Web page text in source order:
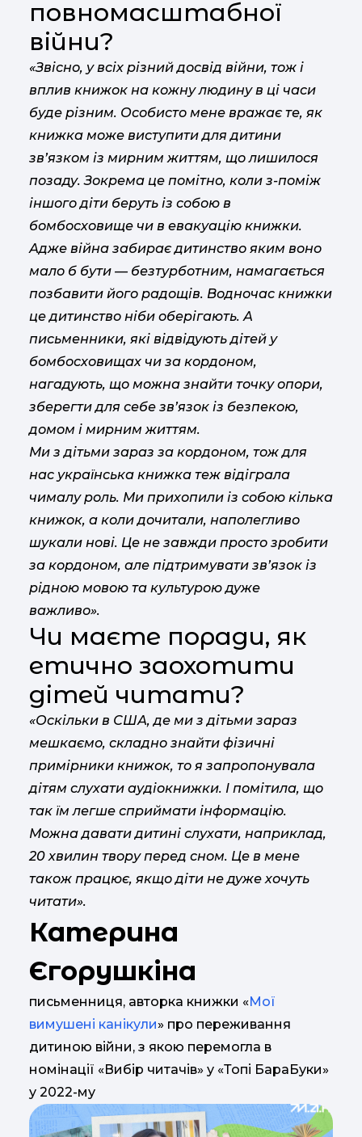
повномасштабної
війни?
«Звісно, у всіх різний досвід війни, тож і
вплив книжок на кожну людину в ці часи
буде різним. Особисто мене вражає те, як
книжка може виступити для дитини
зв’язком із мирним життям, що лишилося
позаду. Зокрема це помітно, коли з-поміж
іншого діти беруть із собою в
бомбосховище чи в евакуацію книжки.
Адже війна забирає дитинство яким воно
мало б бути — безтурботним, намагається
позбавити його радощів. Водночас книжки
це дитинство ніби оберігають.А
письменники, які відвідують дітей у
бомбосховищах чи за кордоном,
нагадують, що можна знайти точку опори,
зберегти для себе зв’язок із безпекою,
домом і мирним життям.
Ми з дітьми зараз за кордоном, тож для
нас українська книжка теж відіграла
чималу роль. Ми прихопили із собою кілька
книжок, а коли дочитали, наполегливо
шукали нові. Це не завжди просто зробити
за кордоном, але підтримувати зв’язок із
рідною мовою та культурою дуже
важливо».
Чи маєте поради, як
етично заохотити
дітей читати?
«Оскільки в США, де ми з дітьми зараз
мешкаємо, складно знайти фізичні
примірники книжок, то я запропонувала
дітям слухати аудіокнижки. І помітила, що
так їм легше сприймати інформацію.
Можна давати дитині слухати, наприклад,
20 хвилин твору перед сном. Це в мене
також працює, якщо діти не дуже хочуть
читати».
Катерина
Єгорушкіна
письменниця, авторка книжки «Мої
вимушені канікули» про переживання
дитиною війни, з якою перемогла в
номінації «Вибір читачів» у «Топі БараБуки»
у 2022-му